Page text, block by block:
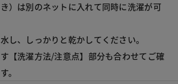
）は別のネットに入れて同時に洗濯が可
し、しっかりと乾かしてください。
【洗濯方法/注意点】部分も合わせてご確
。